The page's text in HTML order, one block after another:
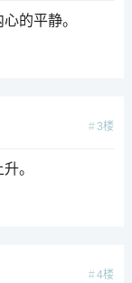
的平静。
3楼
。
4楼